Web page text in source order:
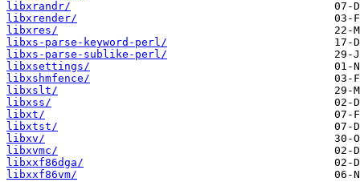
libxrandr/
libxrender/
libxres/
libxs-parse-keyword-perl/
libxs-parse-sublike-perl/
libxsettings/
libxshmfence/
libxslt/
libxss/
libxt/
libxtst/
libxv/
libxvmc/
libxxf86dga/
libxxf86vm/